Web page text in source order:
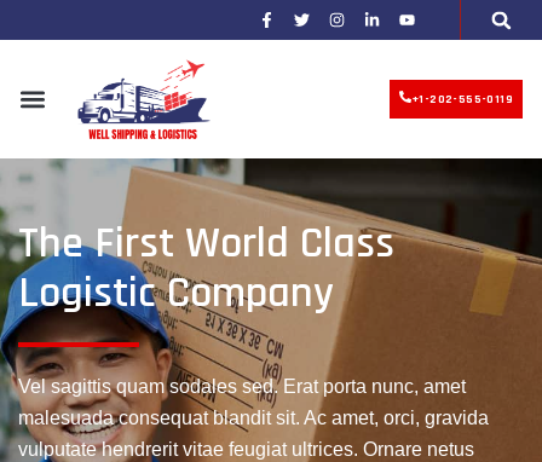
+1-202-555-0119
The First World Class
Logistic Company
Vel sagittis quam sodales sed. Erat porta nunc, amet
malesuada consequat blandit sit. Ac amet, orci, gravida
vulputate hendrerit vitae feugiat ultrices. Ornare netus